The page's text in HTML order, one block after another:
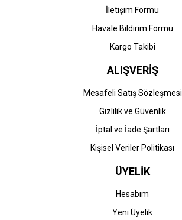
İletişim Formu
Havale Bildirim Formu
Kargo Takibi
ALIŞVERİŞ
Mesafeli Satış Sözleşmesi
Gizlilik ve Güvenlik
İptal ve İade Şartları
Kişisel Veriler Politikası
ÜYELİK
Hesabım
Yeni Üyelik